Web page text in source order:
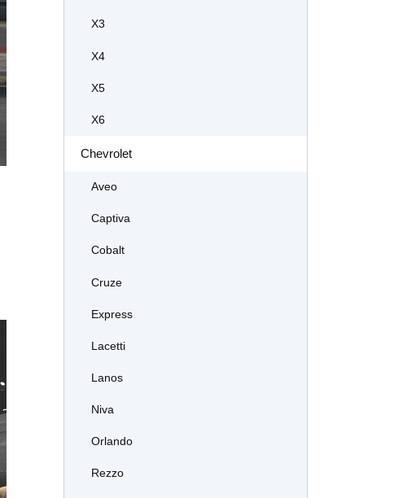
X3
X4
X5
X6
Chevrolet
Aveo
Captiva
Cobalt
Cruze
Express
Lacetti
Lanos
Niva
Orlando
Rezzo